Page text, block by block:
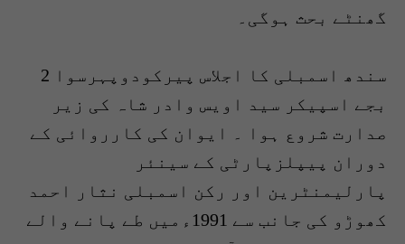
گھنٹے بحث ہوگی۔
سندھ اسمبلی کا اجلاس پیرکودوپہرسوا 2
بجے اسپیکر سید اویس وادر شاہ کی زیر
صدارت شروع ہوا ۔ ایوان کی کارروائی کے
دوران پیپلزپارٹی کے سینئر
پارلیمنٹرین اور رکن اسمبلی نثار احمد
کھوڑو کی جانب سے 1991ءمیں طے پانے والے